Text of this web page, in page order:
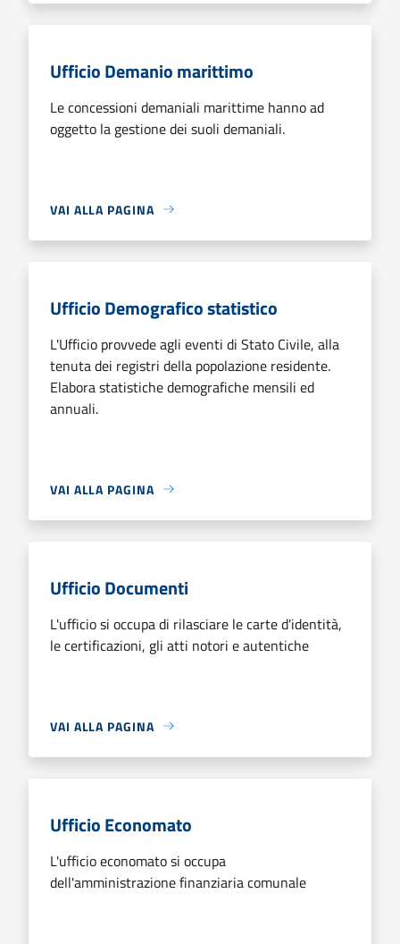
Ufficio Demanio marittimo
Le concessioni demaniali marittime hanno ad
oggetto la gestione dei suoli demaniali.
VAI ALLA PAGINA
Ufficio Demografico statistico
L'Ufficio provvede agli eventi di Stato Civile, alla
tenuta dei registri della popolazione residente.
Elabora statistiche demografiche mensili ed
annuali.
VAI ALLA PAGINA
Ufficio Documenti
L'ufficio si occupa di rilasciare le carte d'identità,
le certificazioni, gli atti notori e autentiche
VAI ALLA PAGINA
Ufficio Economato
L'ufficio economato si occupa
dell'amministrazione finanziaria comunale